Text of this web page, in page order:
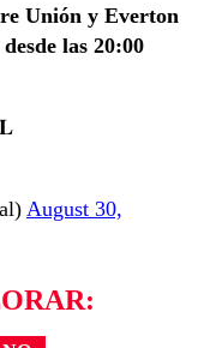
Unión y Everton
las 20:00
August 30,